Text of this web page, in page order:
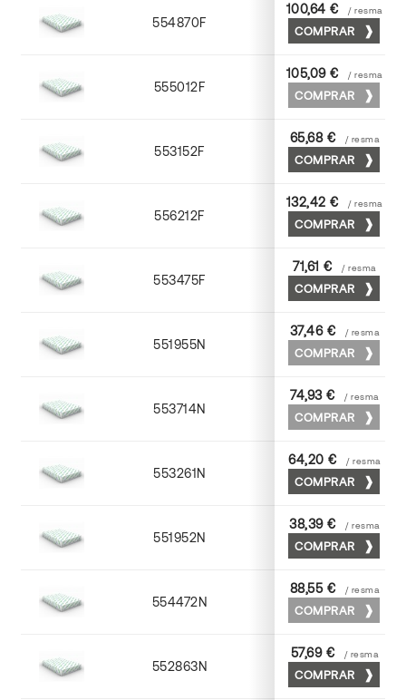
554870F 70 x 100
100,64 € / resma
COMPRAR
555012F 72 x 102
105,09 € / resma
COMPRAR
553152F 52 x 70
65,68 € / resma
COMPRAR
556212F 72 x 102
132,42 € / resma
COMPRAR
553475F 75 x 53
71,61 € / resma
COMPRAR
551955N 52 x 70
37,46 € / resma
COMPRAR
553714N 72 x 102
74,93 € / resma
COMPRAR
553261N 63 x 88
64,20 € / resma
COMPRAR
551952N 52 x 70
38,39 € / resma
COMPRAR
554472N 70 x 100
88,55 € / resma
COMPRAR
552863N 63 x 88
57,69 € / resma
COMPRAR